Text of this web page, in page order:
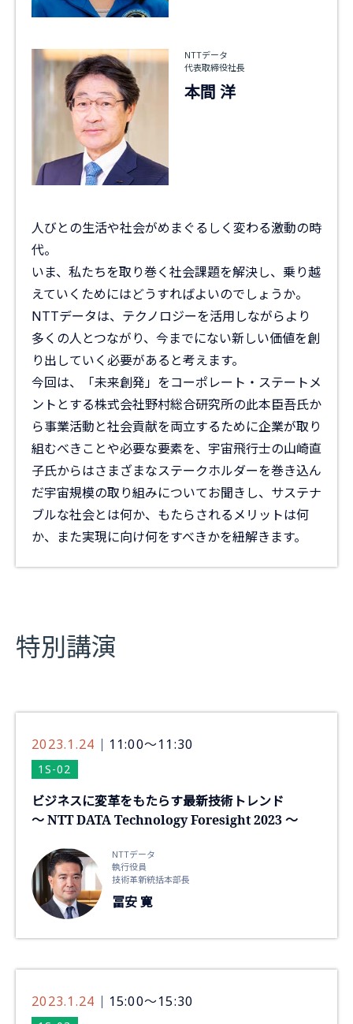
NTTデータ
代表取締役社長
本間 洋
人びとの生活や社会がめまぐるしく変わる激動の時
代。
いま、私たちを取り巻く社会課題を解決し、乗り越
えていくためにはどうすればよいのでしょうか。
NTTデータは、テクノロジーを活用しながらより
多くの人とつながり、今までにない新しい価値を創
り出していく必要があると考えます。
今回は、「未来創発」をコーポレート・ステートメ
ントとする株式会社野村総合研究所の此本臣吾氏か
ら事業活動と社会貢献を両立するために企業が取り
組むべきことや必要な要素を、宇宙飛行士の山崎直
子氏からはさまざまなステークホルダーを巻き込ん
だ宇宙規模の取り組みについてお聞きし、サステナ
ブルな社会とは何か、もたらされるメリットは何
か、また実現に向け何をすべきかを紐解きます。
特別講演
2023.1.24 11:00～11:30
1S-02
ビジネスに変革をもたらす最新技術トレンド
～ NTT DATA Technology Foresight 2023 ～
NTTデータ
執行役員
技術革新統括本部長
冨安 寛
2023.1.24 15:00～15:30